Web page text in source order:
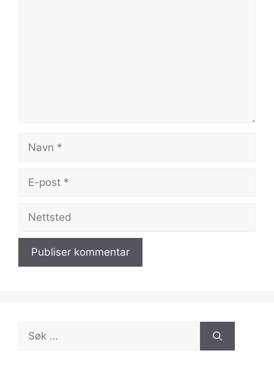
Navn
Nettsted
Søk
etter: